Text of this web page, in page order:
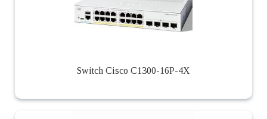
Switch Cisco C1300-16P-4X